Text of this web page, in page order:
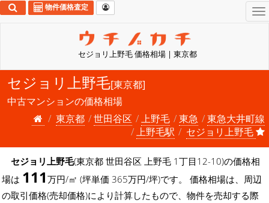
セジョリ上野毛 価格相場 | 東京都
物件価格査定
セジョリ上野毛[東京都]
中古マンションの価格相場
東京都
世田谷区 上野毛 東急
東急大井町線
上野毛駅
セジョリ上野毛
セジョリ上野毛(東京都 世田谷区 上野毛 1丁目12-10)の価格相
場は 111 万円/㎡ (坪単価 365万円/坪)です。 価格相場は、周辺
の取引価格(売却価格)により計算したもので、物件を売却する際